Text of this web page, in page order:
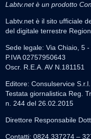
Labtv.net è un prodotto
Labtv.net è il sito ufficiale
del digitale terrestre
Sede legale: Via Chiaio, 5
P.IVA 02757950643
Oscr. R.E.A. AV N.181151
Editore: Consulservice S.r.l.
Testata giornalistica Reg.
n. 244 del 26.02.2015
Direttore Responsabile
Contatti: 0824.337274 –